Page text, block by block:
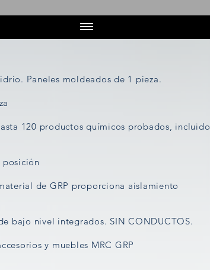
GRP DETAILS
Paneles moldeados de 1 pieza.
120 productos químicos probados, incluido
posición
de GRP proporciona aislamiento
bajo nivel integrados. SIN CONDUCTOS.
y muebles MRC GRP